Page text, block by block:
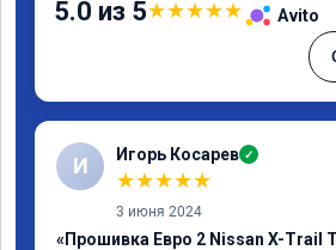
5.0 из 5★★★★★ Avito
И Игорь Косарев ✓
★★★★★
3 июня 2024
«Прошивка Евро 2 Nissan X-Trail